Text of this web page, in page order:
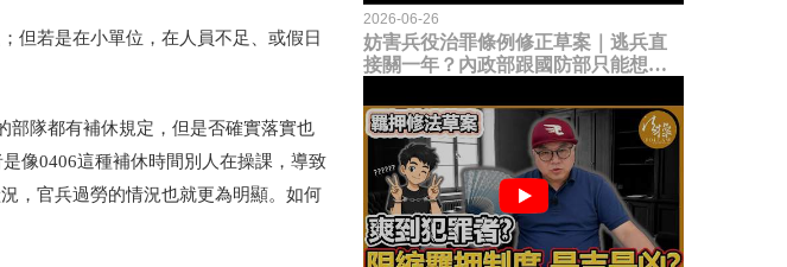
但若是在小單位，在人員不足、或假日
部隊都有補休規定，但是否確實落實也
像0406這種補休時間別人在操課，導致
，官兵過勞的情況也就更為明顯。如何
2026-06-26
妨害兵役治罪條例修正草案｜逃兵直
接關一年？內政部跟國防部只能想到
題？